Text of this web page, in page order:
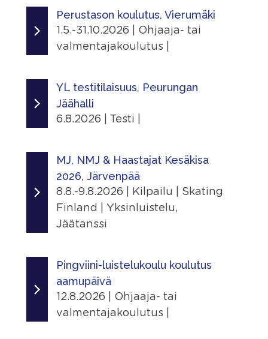
Tapahtumasivu
|
16.3.2026 - 31.12.2026
Järjestäjä
Skating Finland
Paikka
Suomen Urheiluopisto, Vierumäki
Urheiluopistontie 373, 19120 Heinola,
Suomi
Linkit
Tapahtumasivu
Lisätiedot
Näytä lisätiedot
Jaa
Perustason koulutus, Vierumäki
1.5.-31.10.2026 | Ohjaaja- tai
valmentajakoulutus |
1.5.2026 - 31.10.2026
Järjestäjä
Skating Finland
Paikka
Suomen Urheiluopisto, Vierumäki
Urheiluopistontie 373, 19120 Heinola,
Suomi
Linkit
Lisätiedot
Näytä lisätiedot
YL testitilaisuus, Peurungan
Jäähalli
6.8.2026 | Testi |
6.8.2026 - 6.8.2026
Järjestäjä
Peurunka Skating Academy Laukaa
Peurungan Jäähalli
Peurungantie 85, 41340 Laukaa,
Finland
Lisätiedot
Näytä lisätiedot
MJ, NMJ & Haastajat Kesäkisa
2026, Järvenpää
8.8.-9.8.2026 | Kilpailu | Skating
Finland | Yksinluistelu,
Jäätanssi
8.8.2026 - 9.8.2026
Järjestäjä
Järvenpään Taitoluistelijat
Pingviini-luistelukoulu koulutus
aamupäivä
12.8.2026 | Ohjaaja- tai
valmentajakoulutus |